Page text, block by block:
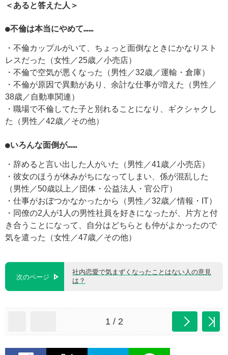
＜あると答えた人＞
●不倫は本当にやめて……
・不倫カップルがいて、ちょっと面倒なときにかなりスト
レスだった（女性／25歳／小売店）
・不倫で空気が悪くなった（男性／32歳／運輸・倉庫）
・不倫が原因で異動があり、余計な仕事が増えた（男性／
38歳／自動車関連）
・職場で不倫してた子と別れることになり、ギクシャクし
た（男性／42歳／その他）
●いろんな面倒が……
・辞めると言い出した人がいた（男性／41歳／小売店）
・彼女のほうが休みがちになってしまい、係が混乱した
（男性／50歳以上／団体・公益法人・官公庁）
・仕事がおぼつかなかったから（男性／32歳／情報・IT）
・同僚の2人が1人の男性社員を好きになったが、片方と付
き合うことになって、自分はどちらとも仲がよかったので
気を遣った（女性／47歳／その他）
次のページ
社内恋愛で気まずくなったことはない人の意見
は？
1 / 2